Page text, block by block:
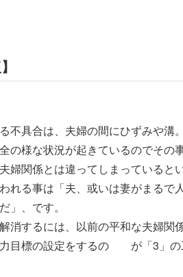
具合は、夫婦の間にひずみや溝。
の様な状況が起きているので
関係とは違ってしまっていると
る事は「夫、或いは妻がまるで
、です。
するには、以前の平和な夫婦関
目標の設定をするの が「3」の